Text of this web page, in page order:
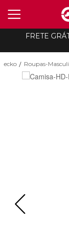
FRETE
ecko Roupas-